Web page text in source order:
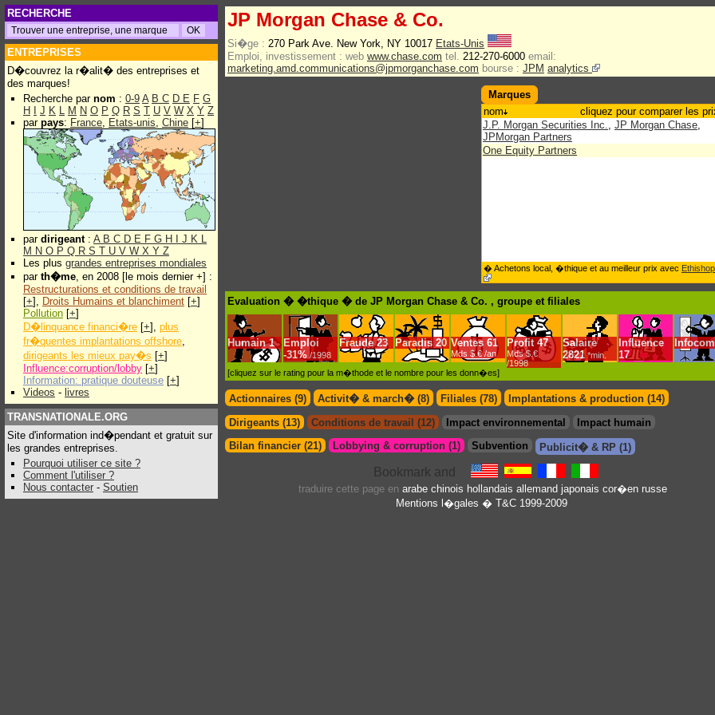
RECHERCHE
ENTREPRISES
D�couvrez la r�alit� des entreprises et
des marques!
Recherche par nom : 0-9 A B C D E F G
H
J K L M N O P Q R S T U V W X Y Z
par pays: France, Etats-unis, Chine [+]
par dirigeant: A B C D E F G H J K L
M N O P Q R S T U V W X Y Z
Les plus grandes entreprises mondiales
par th�me, en 2008 [le mois dernier +] :
Restructurations et conditions de travail
[+], Droits Humains et blanchiment [+]
Pollution [+]
D�linquance financi�re [+], plus
fr�quentes implantations offshore,
dirigeants les mieux pay�s [+]
Influence:corruption/lobby [+]
Information: pratique douteuse [+]
Videos - livres
TRANSNATIONALE.ORG
Site d'information ind�pendant et gratuit sur
les grandes entreprises.
Pourquoi utiliser ce site ?
Comment l'utiliser ?
Nous contacter - Soutien
JP Morgan Chase & Co.
Si�ge : 270 Park Ave. New York, NY 10017 Etats-Unis
Emploi, investissement : web www.chase.com tel. 212-270-6000 email:
marketing.amd.communications@jpmorganchase.com bourse : JPM analytics
Marques
nom
cliquez pour comparer les
J.P. Morgan Securities Inc., JP Morgan Chase,
JPMorgan Partners
One Equity Partners
� Achetons local, �thique et au meilleur prix avec Ethishop
Evaluation � �thique � de JP Morgan Chase & Co. , groupe et filiales
Humain 1
Emploi
-31% /1998
Fraude 23 Paradis 20 Ventes 61
Mds $.€ /an
Profit 47
Mds $.€
/1998
Salaire
2821*min.
Influence
17
Infocom
[cliquez sur le rating pour la m�thode et le nombre pour les donn�es]
Actionnaires (9) Activit� & march� (8) Filiales (78)
Implantations & production (14)
Dirigeants (13)
Conditions de travail (12) Impact environnemental
Impact humain
Bilan financier (21)
Lobbying & corruption (1) Subvention Publicit� & RP (1)
traduire cette page en arabe chinois hollandais allemand japonais cor�en russe
Mentions l�gales � T&C 1999-2009